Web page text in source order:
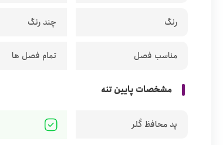
رنگ چند رنگ
مناسب فصل تمام فصل ها
مشخصات پایین تنه
پد محافظ کُلر